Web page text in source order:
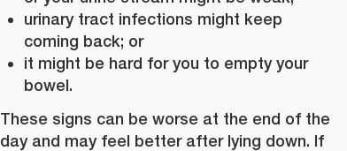
urinary tract infections might keep
coming back; or
it might be hard for you to empty your
bowel.
These signs can be worse at the end of the
day and may feel better after lying down. If